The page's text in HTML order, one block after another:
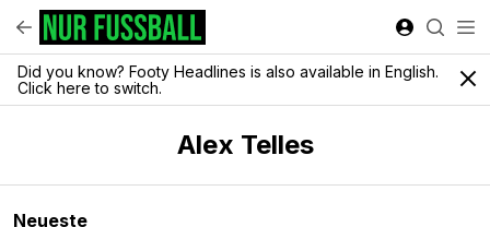
Did you know? Footy Headlines is also available in English.
Click here to switch.
Alex Telles
Neueste